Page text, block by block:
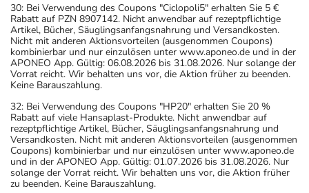
30: Bei Verwendung des Coupons "Ciclopoli5" erhalten Sie 5 €
Rabatt auf PZN 8907142. Nicht anwendbar auf rezeptpflichtige
Artikel, Bücher, Säuglingsanfangsnahrung und Versandkosten.
Nicht mit anderen Aktionsvorteilen (ausgenommen Coupons)
kombinierbar und nur einzulösen unter www.aponeo.de und in der
APONEO App. Gültig: 06.08.2026 bis 31.08.2026. Nur solange der
Vorrat reicht. Wir behalten uns vor, die Aktion früher zu beenden.
Keine Barauszahlung.
32: Bei Verwendung des Coupons "HP20" erhalten Sie 20 %
Rabatt auf viele Hansaplast-Produkte. Nicht anwendbar auf
rezeptpflichtige Artikel, Bücher, Säuglingsanfangsnahrung und
Versandkosten. Nicht mit anderen Aktionsvorteilen (ausgenommen
Coupons) kombinierbar und nur einzulösen unter www.aponeo.de
und in der APONEO App. Gültig: 01.07.2026 bis 31.08.2026. Nur
solange der Vorrat reicht. Wir behalten uns vor, die Aktion früher
zu beenden. Keine Barauszahlung.